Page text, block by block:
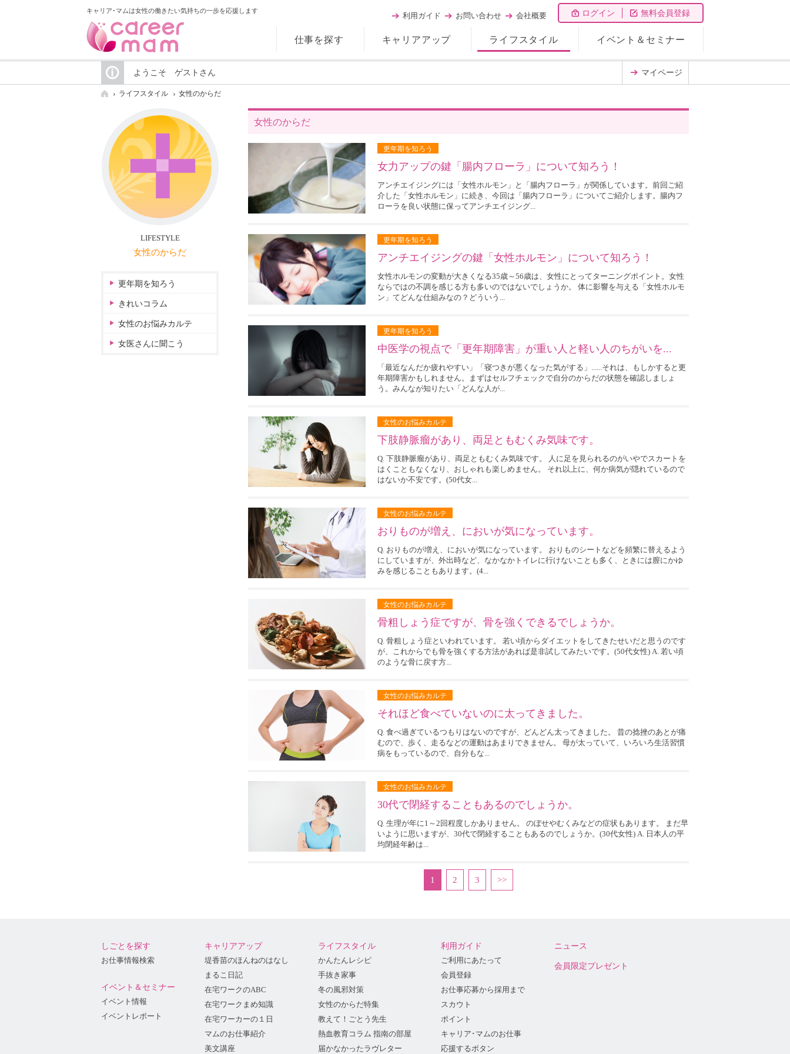
キャリア･マムは女性の働きたい気持ちの一歩を応援します ログイン 無料会員登録
仕事を探す キャリアアップ ライフスタイル イベント＆セミナー
利用ガイド お問い合わせ 会社概要
ようこそ ゲストさん マイページ
ライフスタイル 女性のからだ
女性のからだ
更年期を知ろう
女力アップの鍵「腸内フローラ」について知ろう！
アンチエイジングには「女性ホルモン」と「腸内フローラ」が関係しています。前回ご紹
介した「女性ホルモン」に続き、今回は「腸内フローラ」についてご紹介します。腸内フ
ローラを良い状態に保ってアンチエイジング...
更年期を知ろう
アンチエイジングの鍵「女性ホルモン」について知ろう！
女性ホルモンの変動が大きくなる35歳～56歳は、女性にとってターニングポイント。女性
ならではの不調を感じる方も多いのではないでしょうか。 体に影響を与える「女性ホルモ
ン」てどんな仕組みなの？どういう...
更年期を知ろう
中医学の視点で「更年期障害」が重い人と軽い人のちがいを...
「最近なんだか疲れやすい」「寝つきが悪くなった気がする」......それは、もしかすると更
年期障害かもしれません。まずはセルフチェックで自分のからだの状態を確認しましょ
う。みんなが知りたい「どんな人が...
女性のお悩みカルテ
下肢静脈瘤があり、両足ともむくみ気味です。
Q. 下肢静脈瘤があり、両足ともむくみ気味です。 人に足を見られるのがいやでスカートを
はくこともなくなり、おしゃれも楽しめません。 それ以上に、何か病気が隠れているので
はないか不安です。(50代女...
女性のお悩みカルテ
おりものが増え、においが気になっています。
Q. おりものが増え、においが気になっています。 おりものシートなどを頻繁に替えるよう
にしていますが、外出時など、なかなかトイレに行けないことも多く、ときには膣にかゆ
みを感じることもあります。(4...
女性のお悩みカルテ
骨粗しょう症ですが、骨を強くできるでしょうか。
Q. 骨粗しょう症といわれています。 若い頃からダイエットをしてきたせいだと思うのです
が、これからでも骨を強くする方法があれば是非試してみたいです。(50代女性) A. 若い頃
のような骨に戻す方...
女性のお悩みカルテ
それほど食べていないのに太ってきました。
Q. 食べ過ぎているつもりはないのですが、どんどん太ってきました。 昔の捻挫のあとが痛
むので、歩く、走るなどの運動はあまりできません。 母が太っていて、いろいろ生活習慣
病をもっているので、自分もな...
女性のお悩みカルテ
30代で閉経することもあるのでしょうか。
Q. 生理が年に1～2回程度しかありません。 のぼせやむくみなどの症状もあります。 まだ早
いように思いますが、30代で閉経することもあるのでしょうか。(30代女性) A. 日本人の平
均閉経年齢は...
1 2 3 >>
LIFESTYLE
女性のからだ
更年期を知ろう
きれいコラム
女性のお悩みカルテ
女医さんに聞こう
しごとを探す
お仕事情報検索
イベント＆セミナー
イベント情報
イベントレポート
キャリアアップ
堤香苗のほんねのはなし
まるこ日記
在宅ワークのABC
在宅ワークまめ知識
在宅ワーカーの１日
マムのお仕事紹介
美文講座
ライフスタイル
かんたんレシピ
手抜き家事
冬の風邪対策
女性のからだ特集
教えて！ごとう先生
熱血教育コラム 指南の部屋
届かなかったラヴレター
利用ガイド
ご利用にあたって
会員登録
お仕事応募から採用まで
スカウト
ポイント
キャリア･マムのお仕事
応援するボタン
ニュース
会員限定プレゼント